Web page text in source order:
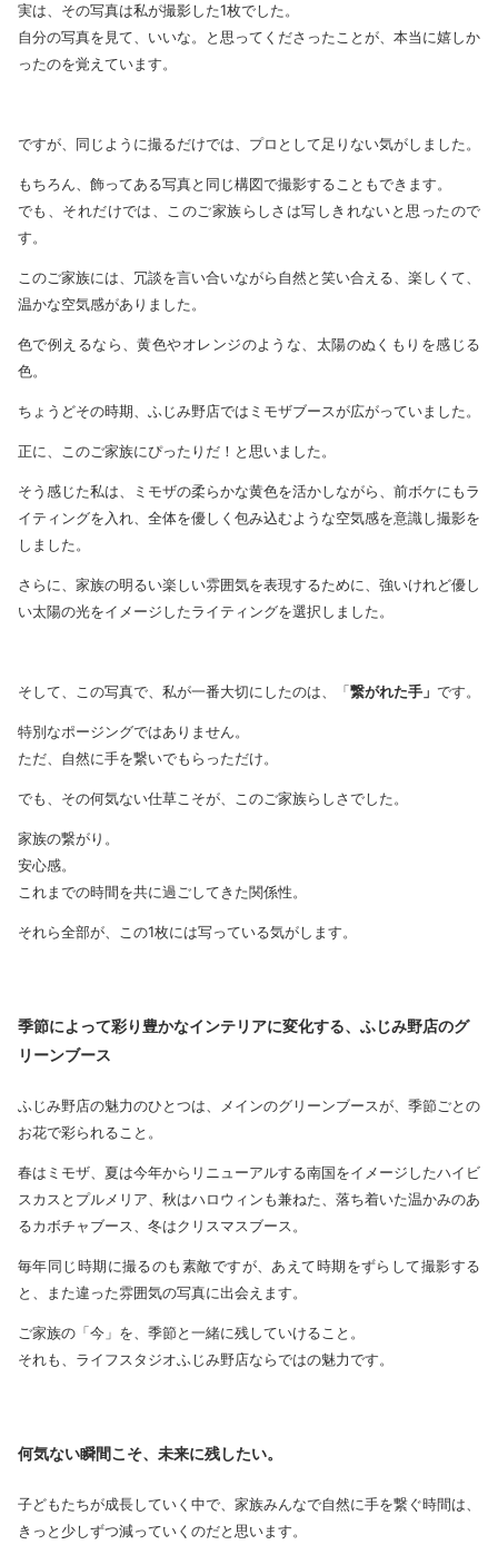
実は、その写真は私が撮影した1枚でした。
自分の写真を見て、いいな。と思ってくださったことが、本当に嬉しか
ったのを覚えています。
ですが、同じように撮るだけでは、プロとして足りない気がしました。
もちろん、飾ってある写真と同じ構図で撮影することもできます。
でも、それだけでは、このご家族らしさは写しきれないと思ったので
す。
このご家族には、冗談を言い合いながら自然と笑い合える、楽しくて、
温かな空気感がありました。
色で例えるなら、黄色やオレンジのような、太陽のぬくもりを感じる
色。
ちょうどその時期、ふじみ野店ではミモザブースが広がっていました。
正に、このご家族にぴったりだ！と思いました。
そう感じた私は、ミモザの柔らかな黄色を活かしながら、前ボケにもラ
イティングを入れ、全体を優しく包み込むような空気感を意識し撮影を
しました。
さらに、家族の明るい楽しい雰囲気を表現するために、強いけれど優し
い太陽の光をイメージしたライティングを選択しました。
そして、この写真で、私が一番大切にしたのは、「繋がれた手」 です。
特別なポージングではありません。
ただ、自然に手を繋いでもらっただけ。
でも、その何気ない仕草こそが、このご家族らしさでした。
家族の繋がり。
安心感。
これまでの時間を共に過ごしてきた関係性。
それら全部が、この1枚には写っている気がします。
季節によって彩り豊かなインテリアに変化する、ふじみ野店のグ
リーンブース
ふじみ野店の魅力のひとつは、メインのグリーンブースが、季節ごとの
お花で彩られること。
春はミモザ、夏は今年からリニューアルする南国をイメージしたハイビ
スカスとプルメリア、秋はハロウィンも兼ねた、落ち着いた温かみのあ
るカボチャブース、冬はクリスマスブース。
毎年同じ時期に撮るのも素敵ですが、あえて時期をずらして撮影する
と、また違った雰囲気の写真に出会えます。
ご家族の「今」を、季節と一緒に残していけること。
それも、ライフスタジオふじみ野店ならではの魅力です。
何気ない瞬間こそ、未来に残したい。
子どもたちが成長していく中で、家族みんなで自然に手を繋ぐ時間は、
きっと少しずつ減っていくのだと思います。